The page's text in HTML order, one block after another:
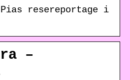
resereportage i
–